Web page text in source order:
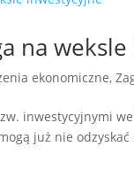
na
ekonomiczne,
inwestycyjnymi
już nie